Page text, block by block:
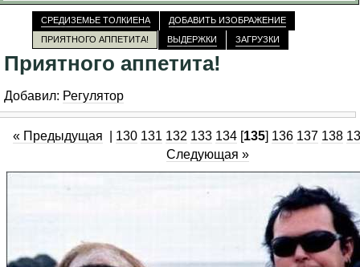
Приятного аппетита!
Добавил: Регулятор
« Предыдущая 130 131 132 133 134[135] 136 137 138
Следующая »
СРЕДИЗЕМЬЕ ТОЛКИЕНА
ДОБАВИТЬ ИЗОБРАЖЕНИЕ
ПРИЯТНОГО АППЕТИТА!
ВЫДЕРЖКИ ЗАГРУЗКИ